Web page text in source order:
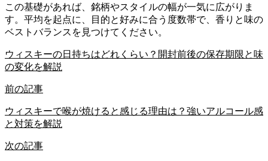
この基礎があれば、銘柄やスタイルの幅が一気に広がりま
す。平均を起点に、目的と好みに合う度数帯で、香りと味の
ベストバランスを見つけてください。
ウィスキーの日持ちはどれくらい？開封前後の保存期限と味
の変化を解説
前の記事
ウィスキーで喉が焼けると感じる理由は？強いアルコール感
と対策を解説
次の記事